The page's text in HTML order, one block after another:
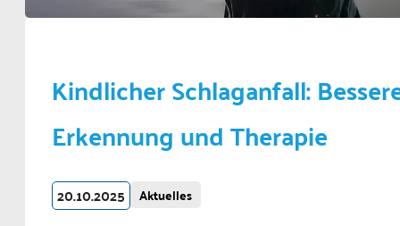
Kindlicher Schlaganfall:
Erkennung und Therapie
20.10.2025 Aktuelles